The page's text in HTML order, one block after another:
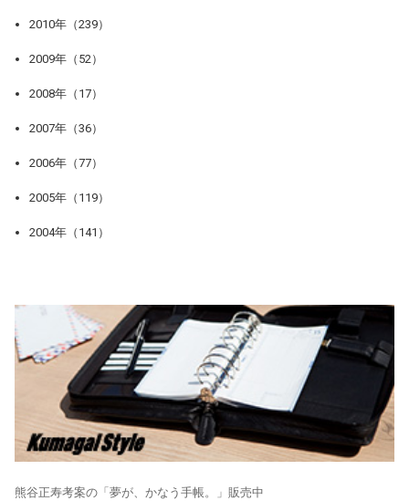
2010年（239）
2009年（52）
2008年（17）
2007年（36）
2006年（77）
2005年（119）
2004年（141）
熊谷正寿考案の「夢が、かなう手帳。」販売中